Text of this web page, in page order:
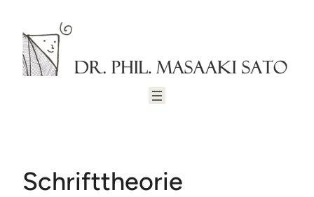
Inhalt
springen
Schrifttheorie